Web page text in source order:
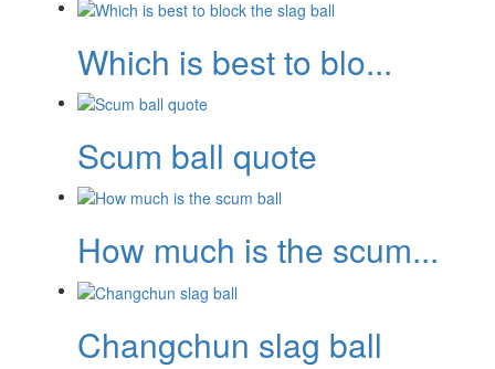
Which is best to blo...
Scum ball quote
How much is the scum...
Changchun slag ball